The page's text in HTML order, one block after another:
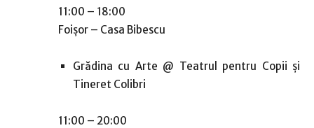
11:00 – 18:00
Foișor – Casa Bibescu
Grădina cu Arte @ Teatrul pentru Copii și
Tineret Colibri
11:00 – 20:00